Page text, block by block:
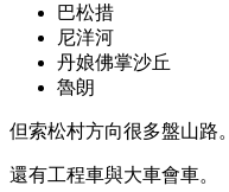
巴松措
尼洋河
丹娘佛掌沙丘
魯朗
但索松村方向很多盤山路。
還有工程車與大車會車。